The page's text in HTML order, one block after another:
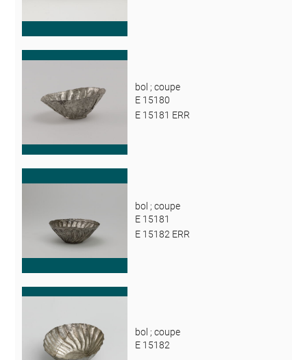
bol ; coupe
E 15180
E 15181 ERR
bol ; coupe
E 15181
E 15182 ERR
bol ; coupe
E 15182